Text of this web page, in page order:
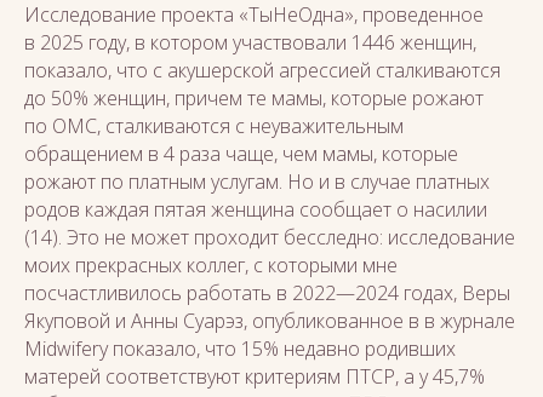
Исследование проекта «ТыНеОдна», проведенное
в 2025 году, в котором участвовали 1446 женщин,
показало, что с акушерской агрессией сталкиваются
до 50% женщин, причем те мамы, которые рожают
по ОМС, сталкиваются с неуважительным
обращением в 4 раза чаще, чем мамы, которые
рожают по платным услугам. Но и в случае платных
родов каждая пятая женщина сообщает о насилии
(14). Это не может проходит бесследно: исследование
моих прекрасных коллег, с которыми мне
посчастливилось работать в 2022—2024 годах, Веры
Якуповой и Анны Суарэз, опубликованное в в журнале
Midwifery показало, что 15% недавно родивших
матерей соответствуют критериям ПТСР, а у 45,7%